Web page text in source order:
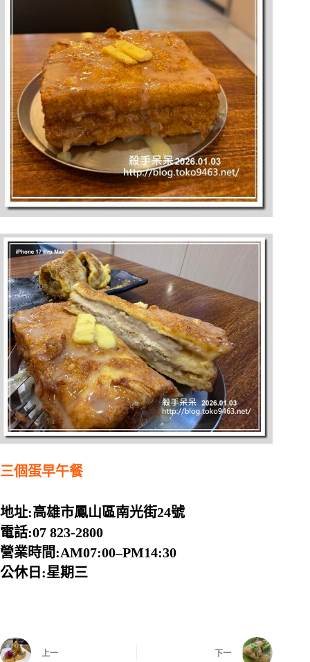
三個蛋早午餐
地址:高雄市鳳山區南光街24號
電話:07 823-2800
營業時間:AM07:00–PM14:30
公休日:星期三
上一 下一